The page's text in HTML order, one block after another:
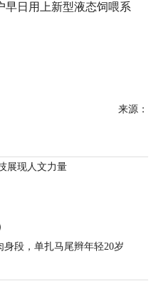
早日用上新型液态饲喂系
来源：
展现人文力量
段，单扎马尾辫年轻20岁